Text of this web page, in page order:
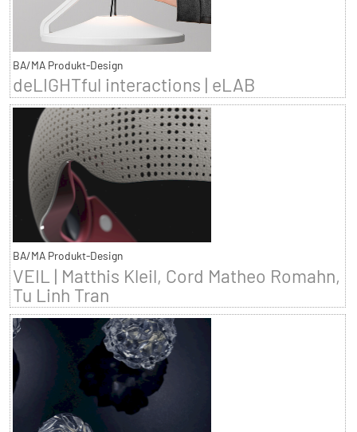
BA/MA Produkt-Design
deLIGHTful interactions | eLAB
BA/MA Produkt-Design
VEIL | Matthis Kleil, Cord Matheo Romahn,
Tu Linh Tran